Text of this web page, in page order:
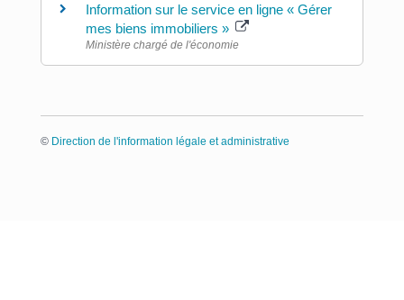
Information sur le service en ligne « Gérer
mes biens immobiliers »
Ministère chargé de l'économie
© Direction de l'information légale et administrative